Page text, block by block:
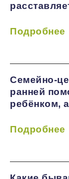
Подробнее
Семейно-
ранней
ребёнком,
Подробнее